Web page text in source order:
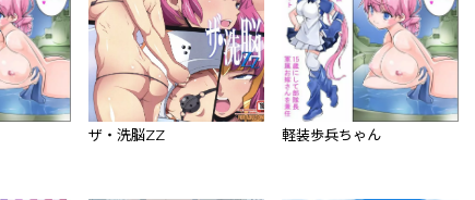
ザ・洗脳ZZ 軽装歩兵ちゃん